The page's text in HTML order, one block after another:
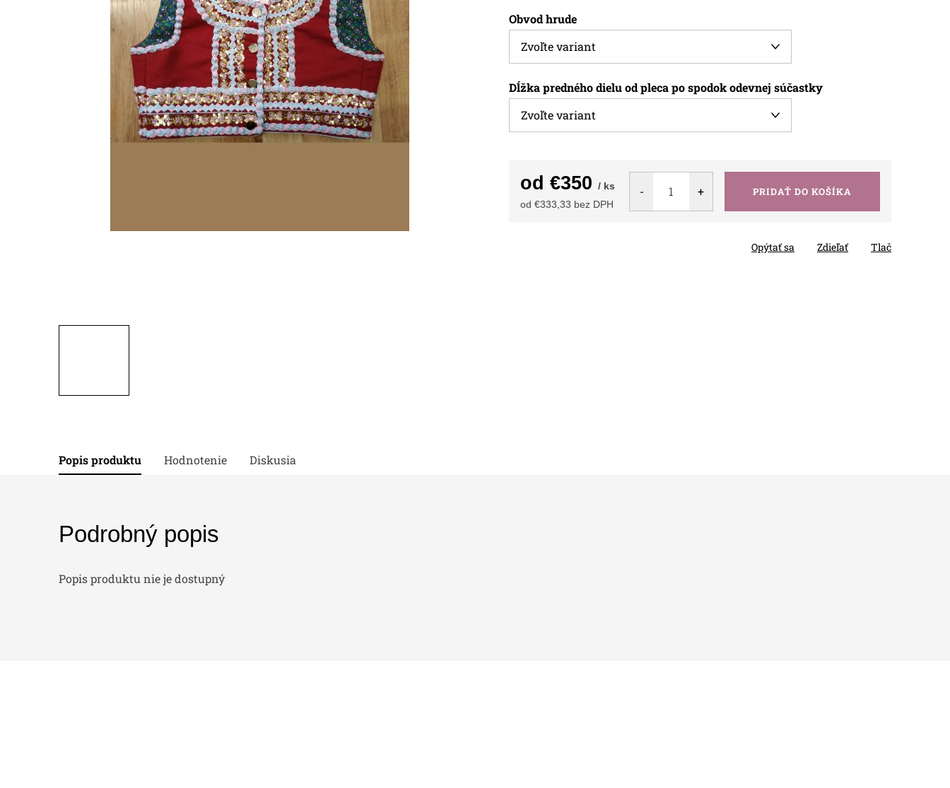
Obvod hrude
Dĺžka predného dielu od pleca po spodok odevnej súčastky
od €350 / ks
od €333,33 bez DPH
PRIDAŤ DO KOŠÍKA
Tlač
Opýtať sa Zdieľať
Popis produktu Hodnotenie Diskusia
Podrobný popis
Popis produktu nie je dostupný